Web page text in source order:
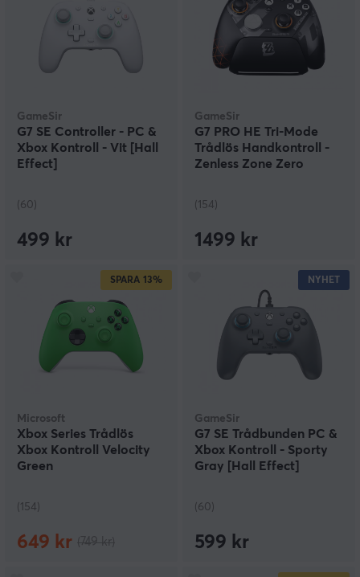
GameSir
G7 SE Controller - PC &
Xbox Kontroll - Vit [Hall
Effect]
(60)
499 kr
GameSir
G7 PRO HE Tri-Mode
Trådlös Handkontroll -
Zenless Zone Zero
(154)
1499 kr
SPARA 13%
Microsoft
Xbox Series Trådlös
Xbox Kontroll Velocity
Green
(154)
649 kr
NYHET
GameSir
G7 SE Trådbunden PC &
Xbox Kontroll - Sporty
Gray [Hall Effect]
(60)
599 kr